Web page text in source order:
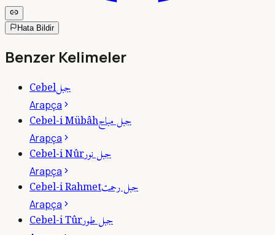
Hata Bildir
Benzer Kelimeler
Cebelجبل
Arapça
Cebel-i Mübâhجبل مباح
Arapça
Cebel-i Nûrجبل نور
Arapça
Cebel-i Rahmetجبل رحمت
Arapça
Cebel-i Tûrجبل طور